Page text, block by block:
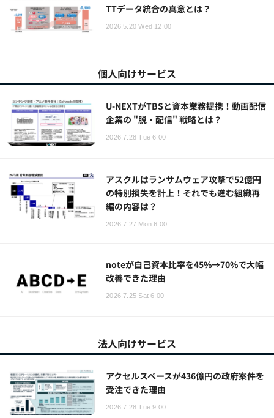
TTデータ統合の真意とは？
2026.5.20 Wed 12:00
個人向けサービス
U-NEXTがTBSと資本業務提携！動画配信
企業の "脱・配信" 戦略とは？
2026.7.28 Tue 6:00
アスクルはランサムウェア攻撃で52億円
の特別損失を計上！それでも進む組織再
編の内容は？
2026.7.27 Mon 6:00
noteが自己資本比率を45%→70%で大幅
改善できた理由
2026.7.25 Sat 6:00
法人向けサービス
アクセルスペースが436億円の政府案件を
受注できた理由
2026.7.28 Tue 9:00